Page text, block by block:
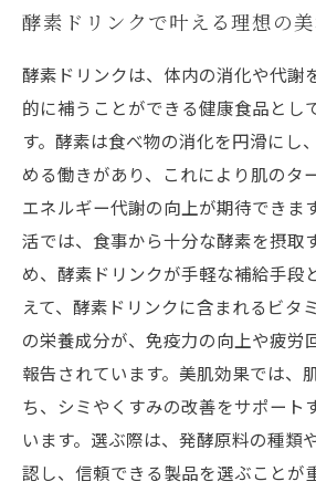
酵素ドリンクで叶える理想の
酵素ドリンクは、体内の消化や代謝
的に補うことができる健康食品とし
す。酵素は食べ物の消化を円滑にし
める働きがあり、これにより肌のタ
エネルギー代謝の向上が期待できま
活では、食事から十分な酵素を摂取
め、酵素ドリンクが手軽な補給手段
えて、酵素ドリンクに含まれるビタ
の栄養成分が、免疫力の向上や疲労
報告されています。美肌効果では、
ち、シミやくすみの改善をサポート
います。選ぶ際は、発酵原料の種類
認し、信頼できる製品を選ぶことが